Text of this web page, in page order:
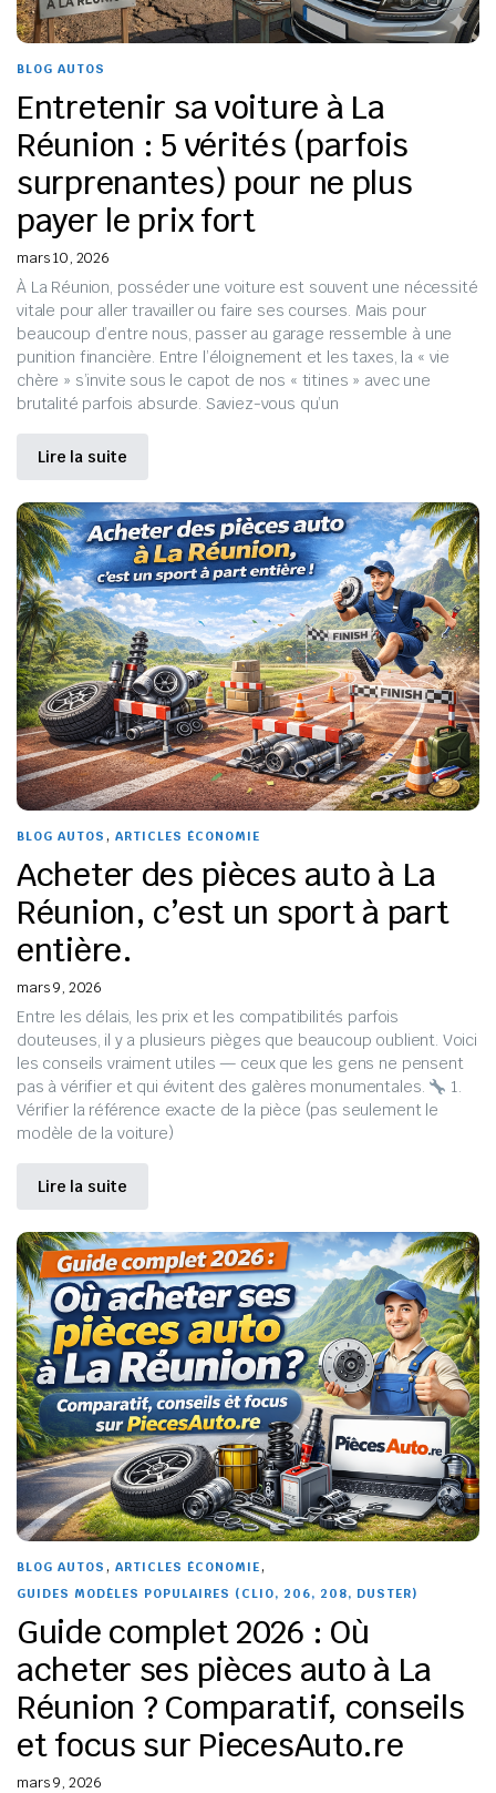
BLOG AUTOS
Entretenir sa voiture à La
Réunion : 5 vérités (parfois
surprenantes) pour ne plus
payer le prix fort
mars 10, 2026
À La Réunion, posséder une voiture est souvent une nécessité
vitale pour aller travailler ou faire ses courses. Mais pour
beaucoup d’entre nous, passer au garage ressemble à une
punition financière. Entre l’éloignement et les taxes, la « vie
chère » s’invite sous le capot de nos « titines » avec une
brutalité parfois absurde. Saviez-vous qu’un
Lire la suite
BLOG AUTOS , ARTICLES ÉCONOMIE
Acheter des pièces auto à La
Réunion, c’est un sport à part
entière.
mars 9, 2026
Entre les délais, les prix et les compatibilités parfois
douteuses, il y a plusieurs pièges que beaucoup oublient. Voici
les conseils vraiment utiles — ceux que les gens ne pensent
pas à vérifier et qui évitent des galères monumentales.
1.
Vérifier la référence exacte de la pièce (pas seulement le
modèle de la voiture)
Lire la suite
BLOG AUTOS , ARTICLES ÉCONOMIE ,
GUIDES MODÈLES POPULAIRES (CLIO, 206, 208, DUSTER)
Guide complet 2026 : Où
acheter ses pièces auto à La
Réunion ? Comparatif, conseils
et focus sur PiecesAuto.re
mars 9, 2026